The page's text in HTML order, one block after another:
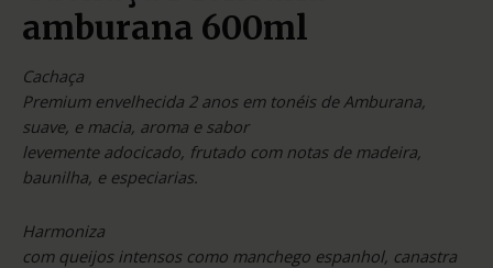
amburana 600ml
Cachaça
Premium envelhecida 2 anos em tonéis de Amburana,
suave, e macia, aroma e sabor
levemente adocicado, frutado com notas de madeira,
baunilha, e especiarias.
Harmoniza
com queijos intensos como manchego espanhol, canastra